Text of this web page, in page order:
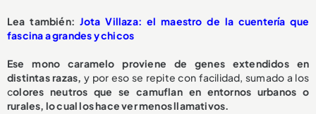
Lea también: Jota Villaza: el maestro de la cuentería que
fascina a grandes y chicos
Ese mono caramelo proviene de genes extendidos en
distintas razas, y por eso se repite con facilidad, sumado a los
colores neutros que se camuflan en entornos urbanos o
rurales, lo cual los hace ver menos llamativos.